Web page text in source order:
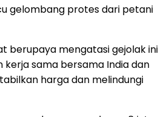
gelombang protes dari petani
berupaya mengatasi gejolak ini
kerja sama bersama India dan
harga dan melindungi